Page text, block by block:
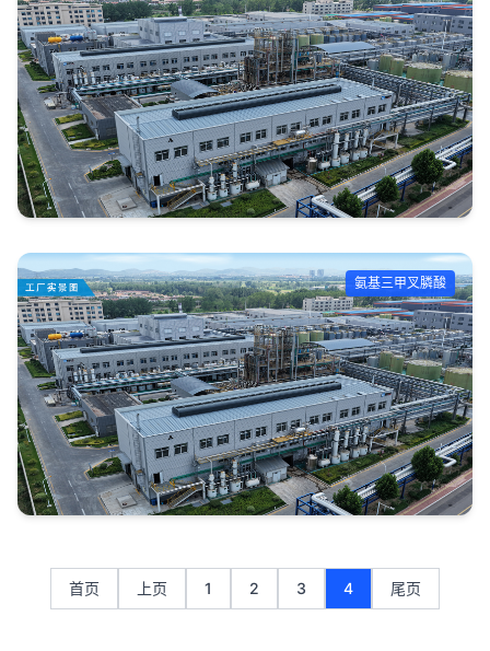
氨基三甲叉膦酸
首页 上页 1 2 3 4 尾页